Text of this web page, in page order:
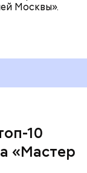
Москвы».
10
«Мастер
Садовой